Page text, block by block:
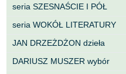
seria SZESNAŚCIE I PÓŁ
seria WOKÓŁ LITERATURY
JAN DRZEŻDŻON dzieła
DARIUSZ MUSZER wybór